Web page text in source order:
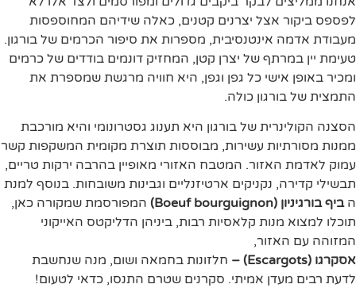
לפספס ביקור אצל יצרנים קטנים, כאלה שידיהם המחוספסות
מעבודת אדמה אינטנסיבית, מספרות את סיפור הכרמים של בורגון.
טעימת יין במרתף של יצרן קטן, המחזיק דונמים בודדים של כרמים
ומכיר באופן אישי כל גפן וגפן, היא חוויה מרגשת שמספרת את
התמצית של בורגון כולה.
הסצנה הקולינרית של בורגון היא תענוג גסטרונומי והיא מורכבת
ממנות מסורתיות עשירות, מבוססות תוצרת מקומית המשקפות קשר
עמוק לאדמת האזור. המטבח האזורי מאופיין בהרבה ירקות טריים,
תבשילי קדירה, נקניקים ארטיזנליים וגבינות משובחות. בנוסף למנת
הביף בורגיניון (Boeuf bourguignon)
המפורסמת שמקורה כאן,
תוכלו למצוא מנות קלאסיות רבות, ביניהן הדליקטס האייקוני
המזוהה עם האזור,
אסקרגו (Escargots) –
חלזונות בחמאה ושום, מנה שנחשבת
לדעת רבים מעדן אמיתי. סקרנים שטרם התנסו, כדאי לטעום!